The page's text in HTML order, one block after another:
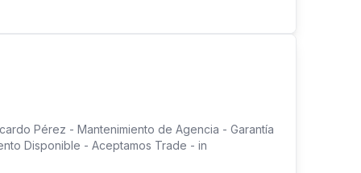
Pérez - Mantenimiento de Agencia - Garantía
Disponible - Aceptamos Trade - in